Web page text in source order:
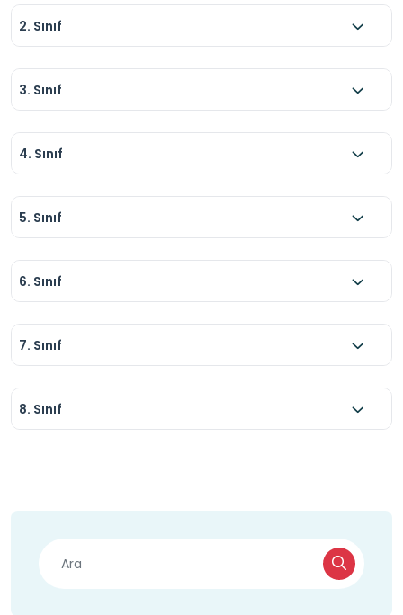
2. Sınıf
3. Sınıf
4. Sınıf
5. Sınıf
6. Sınıf
7. Sınıf
8. Sınıf